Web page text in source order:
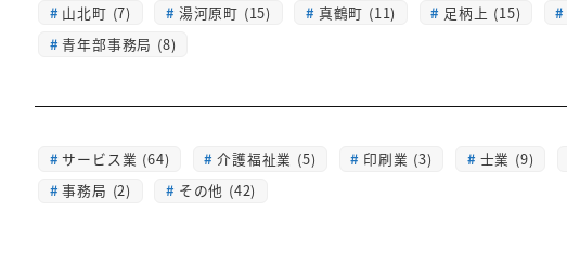
山北町 (7)
湯河原町 (15) 真鶴町 (11) 足柄上 (15)
青年部事務局 (8)
サービス業 (64) 介護福祉業 (5) 印刷業 (3) 士業 (9)
事務局 (2)
その他 (42)